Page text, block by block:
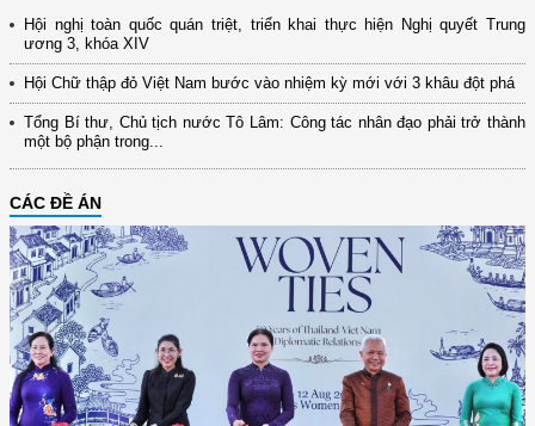
Hội nghị toàn quốc quán triệt, triển khai thực hiện Nghị quyết Trung
ương 3, khóa XIV
Hội Chữ thập đỏ Việt Nam bước vào nhiệm kỳ mới với 3 khâu đột phá
Tổng Bí thư, Chủ tịch nước Tô Lâm: Công tác nhân đạo phải trở thành
một bộ phận trong...
CÁC ĐỀ ÁN